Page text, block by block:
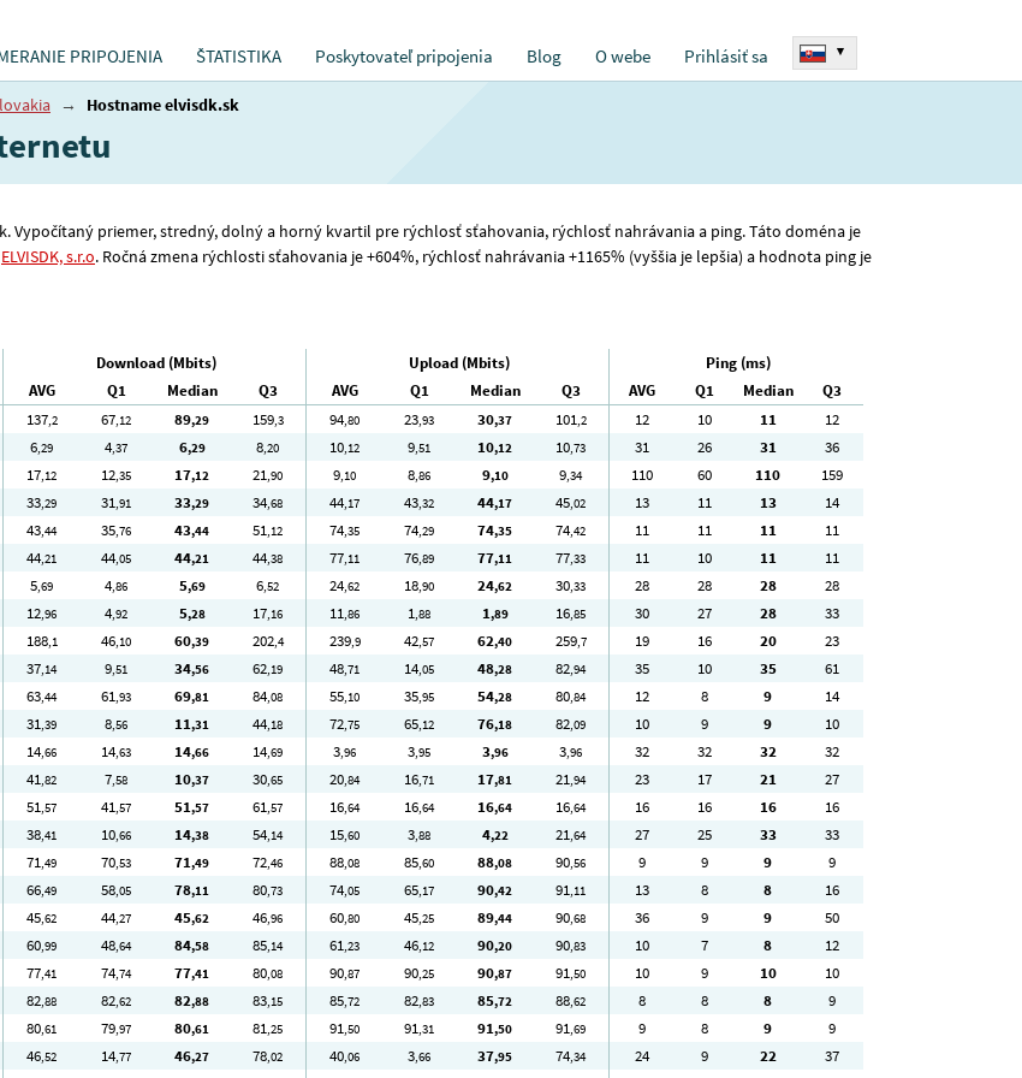
PRIPOJENIA ŠTATISTIKA Poskytovateľ pripojenia Blog O webe Prihlásiť sa ▾
→ Hostname elvisdk.sk
priemer, stredný, dolný a horný kvartil pre rýchlosť sťahovania, rýchlosť nahrávania a ping. Táto doména je
ELVISDK, s.r.o. Ročná zmena rýchlosti sťahovania je +604%, rýchlosť nahrávania +1165% (vyššia je lepšia) a hodnota ping je
Download (Mbits) Upload (Mbits)
Ping (ms)
AVG Q1 Median Q3 AVG Q1 Median Q3 AVG Q1 Median
Q3
137,2 67,12 89,29 159,3 94,80 23,93 30,37 101,2 12 10 11
12
6,29 4,37 6,29 8,20 10,12 9,51 10,12 10,73 31 26 31
36
17,12 12,35 17,12 21,90 9,10 8,86 9,10 9,34 110 60 110
159
33,29 31,91 33,29 34,68 44,17 43,32 44,17 45,02 13 11 13
14
43,44 35,76 43,44 51,12 74,35 74,29 74,35 74,42 11 11 11
11
44,21 44,05 44,21 44,38 77,11 76,89 77,11 77,33 11 10 11
11
5,69 4,86 5,69 6,52 24,62 18,90 24,62 30,33 28 28 28
28
12,96 4,92 5,28 17,16 11,86 1,88 1,89 16,85 30 27 28
33
188,1 46,10 60,39 202,4 239,9 42,57 62,40 259,7 19 16 20
23
37,14 9,51 34,56 62,19 48,71 14,05 48,28 82,94 35 10 35
61
63,44 61,93 69,81 84,08 55,10 35,95 54,28 80,84 12 8 9
14
31,39 8,56 11,31 44,18 72,75 65,12 76,18 82,09 10 9 9
10
14,66 14,63 14,66 14,69 3,96 3,95 3,96 3,96 32 32 32
32
41,82 7,58 10,37 30,65 20,84 16,71 17,81 21,94 23 17 21
27
51,57 41,57 51,57 61,57 16,64 16,64 16,64 16,64 16 16 16
16
38,41 10,66 14,38 54,14 15,60 3,88 4,22 21,64 27 25 33
33
71,49 70,53 71,49 72,46 88,08 85,60 88,08 90,56 9 9 9
9
66,49 58,05 78,11 80,73 74,05 65,17 90,42 91,11 13 8 8
16
45,62 44,27 45,62 46,96 60,80 45,25 89,44 90,68 36 9 9
50
60,99 48,64 84,58 85,14 61,23 46,12 90,20 90,83 10 7 8
12
77,41 74,74 77,41 80,08 90,87 90,25 90,87 91,50 10 9 10
10
82,88 82,62 82,88 83,15 85,72 82,83 85,72 88,62 8 8 8
9
80,61 79,97 80,61 81,25 91,50 91,31 91,50 91,69 9 8 9
9
46,52 14,77 46,27 78,02 40,06 3,66 37,95 74,34 24 9 22
37